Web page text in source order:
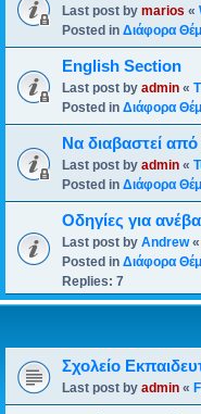
Last post by marios «
Posted in Διάφορα
English Section
Last post by admin «
Posted in Διάφορα
Να διαβαστεί
Last post by admin «
Posted in Διάφορα
Οδηγίες για
Last post by Andrew«
Posted in Διάφορα
Replies: 7
Σχολείο
Last post by admin «